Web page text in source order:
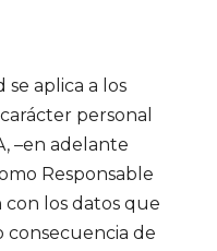
se aplica a los
personal
–en adelante
Responsable
con los datos que
consecuencia de